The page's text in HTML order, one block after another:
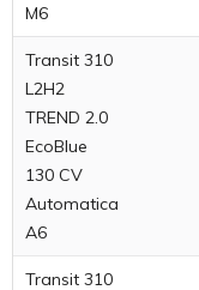
M6
Transit 310
L2H2
TREND 2.0
EcoBlue
130 CV
Automatica
A6
Transit 310